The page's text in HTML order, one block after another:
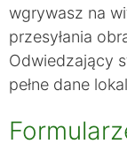
wgrywasz na
przesyłania
Odwiedzający
pełne dane